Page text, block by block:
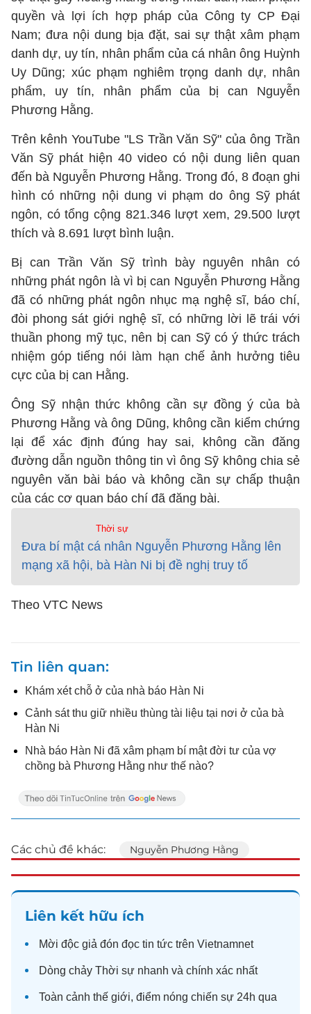
quyền và lợi ích hợp pháp của Công ty CP Đại
Nam; đưa nội dung bịa đặt, sai sự thật xâm phạm
danh dự, uy tín, nhân phẩm của cá nhân ông Huỳnh
Uy Dũng; xúc phạm nghiêm trọng danh dự, nhân
phẩm, uy tín, nhân phẩm của bị can Nguyễn
Phương Hằng.
Trên kênh YouTube "LS Trần Văn Sỹ" của ông Trần
Văn Sỹ phát hiện 40 video có nội dung liên quan
đến bà Nguyễn Phương Hằng. Trong đó, 8 đoạn ghi
hình có những nội dung vi phạm do ông Sỹ phát
ngôn, có tổng cộng 821.346 lượt xem, 29.500 lượt
thích và 8.691 lượt bình luận.
Bị can Trần Văn Sỹ trình bày nguyên nhân có
những phát ngôn là vì bị can Nguyễn Phương Hằng
đã có những phát ngôn nhục mạ nghệ sĩ, báo chí,
đòi phong sát giới nghệ sĩ, có những lời lẽ trái với
thuần phong mỹ tục, nên bị can Sỹ có ý thức trách
nhiệm góp tiếng nói làm hạn chế ảnh hưởng tiêu
cực của bị can Hằng.
Ông Sỹ nhận thức không cần sự đồng ý của bà
Phương Hằng và ông Dũng, không cần kiểm chứng
lại để xác định đúng hay sai, không cần đăng
đường dẫn nguồn thông tin vì ông Sỹ không chia sẻ
nguyên văn bài báo và không cần sự chấp thuận
của các cơ quan báo chí đã đăng bài.
Thời sự
Đưa bí mật cá nhân Nguyễn Phương Hằng lên
mạng xã hội, bà Hàn Ni bị đề nghị truy tố
Theo VTC News
Tin liên quan
Khám xét chỗ ở của nhà báo Hàn Ni
Cảnh sát thu giữ nhiều thùng tài liệu tại nơi ở của bà
Hàn Ni
Nhà báo Hàn Ni đã xâm phạm bí mật đời tư của vợ
chồng bà Phương Hằng như thế nào?
Các chủ đề khác: Nguyễn Phương Hằng
Liên kết hữu ích
Mời độc giả đón đọc tin tức trên Vietnamnet
Dòng chảy Thời sự nhanh và chính xác nhất
Toàn cảnh thế giới, điểm nóng chiến sự 24h qua